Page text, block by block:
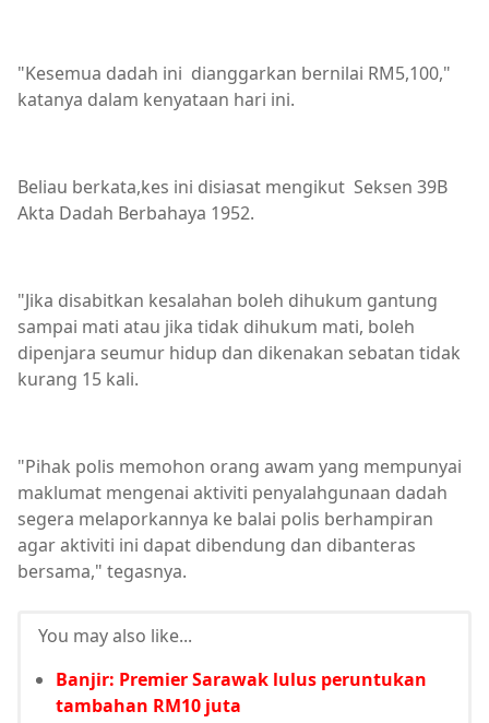
"Kesemua dadah ini dianggarkan bernilai RM5,100,"
katanya dalam kenyataan hari ini.
Beliau berkata,kes ini disiasat mengikut Seksen 39B
Akta Dadah Berbahaya 1952.
"Jika disabitkan kesalahan boleh dihukum gantung
sampai mati atau jika tidak dihukum mati, boleh
dipenjara seumur hidup dan dikenakan sebatan tidak
kurang 15 kali.
"Pihak polis memohon orang awam yang mempunyai
maklumat mengenai aktiviti penyalahgunaan dadah
segera melaporkannya ke balai polis berhampiran
agar aktiviti ini dapat dibendung dan dibanteras
bersama," tegasnya.
You may also like...
Banjir: Premier Sarawak lulus peruntukan
tambahan RM10 juta